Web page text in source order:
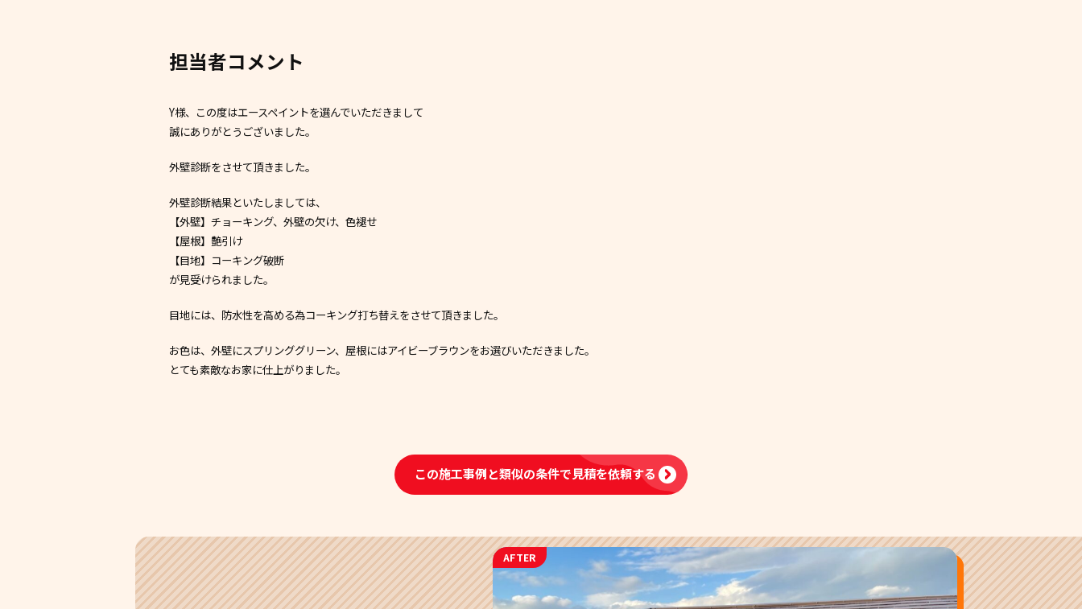
担当者コメント
Y様、この度はエースペイントを選んでいただきまして
誠にありがとうございました。
外壁診断をさせて頂きました。
外壁診断結果といたしましては、
【外壁】チョーキング、外壁の欠け、色褪せ
【屋根】艶引け
【目地】コーキング破断
が見受けられました。
目地には、防水性を高める為コーキング打ち替えをさせて頂きました。
お色は、外壁にスプリンググリーン、屋根にはアイビーブラウンをお選びいただきました。
とても素敵なお家に仕上がりました。
この施工事例と類似の条件で見積を依頼する
AFTER